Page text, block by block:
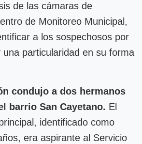
de las cámaras de
de Monitoreo Municipal,
a los sospechosos por
particularidad en su forma
condujo a dos hermanos
barrio San Cayetano. El
identificado como
era aspirante al Servicio